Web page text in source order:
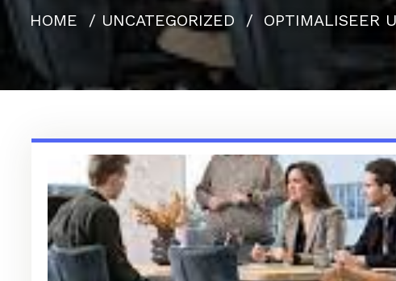
HOME / UNCATEGORIZED / OPTIMALISEER